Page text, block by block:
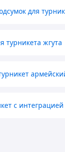
для
турникета жгута
с